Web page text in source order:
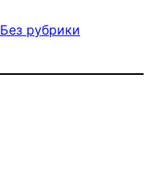
Без рубрики